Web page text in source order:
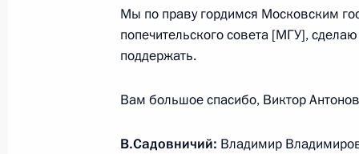
Встреча с губернатором
Бабушкиным
15 апреля 2024 года, 13:10
11 апреля 2024 года, четверг
Мы по праву гордимся Московским
попечительского совета [МГУ],
поддержать.
Вам большое спасибо, Виктор
В.Садовничий: Владимир